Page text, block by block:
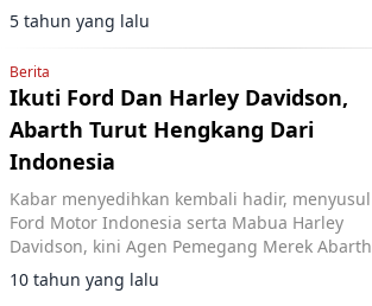
5 tahun yang lalu
Berita
Ikuti Ford Dan Harley Davidson,
Abarth Turut Hengkang Dari
Indonesia
Kabar menyedihkan kembali hadir, menyusul
Ford Motor Indonesia serta Mabua Harley
Davidson, kini Agen Pemegang Merek Abarth
Indonesia berhenti menjual produknya di
Indonesia.
10 tahun yang lalu